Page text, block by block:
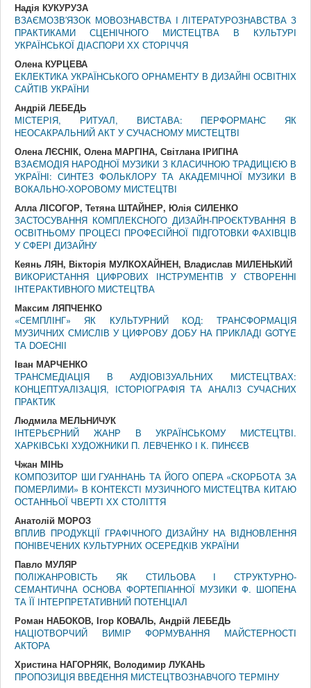
Надія КУКУРУЗА
ВЗАЄМОЗВ′ЯЗОК МОВОЗНАВСТВА І ЛІТЕРАТУРОЗНАВСТВА З
ПРАКТИКАМИ СЦЕНІЧНОГО МИСТЕЦТВА В КУЛЬТУРІ
УКРАЇНСЬКОЇ ДІАСПОРИ ХХ СТОРІЧЧЯ
Олена КУРЦЕВА
ЕКЛЕКТИКА УКРАЇНСЬКОГО ОРНАМЕНТУ В ДИЗАЙНІ ОСВІТНІХ
САЙТІВ УКРАЇНИ
Андрій ЛЕБЕДЬ
МІСТЕРІЯ, РИТУАЛ, ВИСТАВА: ПЕРФОРМАНС ЯК
НЕОСАКРАЛЬНИЙ АКТ У СУЧАСНОМУ МИСТЕЦТВІ
Олена ЛЄСНІК, Олена МАРГІНА, Світлана ІРИГІНА
ВЗАЄМОДІЯ НАРОДНОЇ МУЗИКИ З КЛАСИЧНОЮ ТРАДИЦІЄЮ В
УКРАЇНІ: СИНТЕЗ ФОЛЬКЛОРУ ТА АКАДЕМІЧНОЇ МУЗИКИ В
ВОКАЛЬНО-ХОРОВОМУ МИСТЕЦТВІ
Алла ЛІСОГОР, Тетяна ШТАЙНЕР, Юлія СИЛЕНКО
ЗАСТОСУВАННЯ КОМПЛЕКСНОГО ДИЗАЙН-ПРОЄКТУВАННЯ В
ОСВІТНЬОМУ ПРОЦЕСІ ПРОФЕСІЙНОЇ ПІДГОТОВКИ ФАХІВЦІВ
У СФЕРІ ДИЗАЙНУ
Кеянь ЛЯН, Вікторія МУЛКОХАЙНЕН, Владислав МИЛЕНЬКИЙ
ВИКОРИСТАННЯ ЦИФРОВИХ ІНСТРУМЕНТІВ У СТВОРЕННІ
ІНТЕРАКТИВНОГО МИСТЕЦТВА
Максим ЛЯПЧЕНКО
«СЕМПЛІНГ» ЯК КУЛЬТУРНИЙ КОД: ТРАНСФОРМАЦІЯ
МУЗИЧНИХ СМИСЛІВ У ЦИФРОВУ ДОБУ НА ПРИКЛАДІ GOTYE
ТА DOECHII
Іван МАРЧЕНКО
ТРАНСМЕДІАЦІЯ В АУДІОВІЗУАЛЬНИХ МИСТЕЦТВАХ:
КОНЦЕПТУАЛІЗАЦІЯ, ІСТОРІОГРАФІЯ ТА АНАЛІЗ СУЧАСНИХ
ПРАКТИК
Людмила МЕЛЬНИЧУК
ІНТЕРЬЄРНИЙ ЖАНР В УКРАЇНСЬКОМУ МИСТЕЦТВІ.
ХАРКІВСЬКІ ХУДОЖНИКИ П. ЛЕВЧЕНКО І К. ПИНЄЄВ
Чжан МІНЬ
КОМПОЗИТОР ШИ ГУАННАНЬ ТА ЙОГО ОПЕРА «СКОРБОТА ЗА
ПОМЕРЛИМИ» В КОНТЕКСТІ МУЗИЧНОГО МИСТЕЦТВА КИТАЮ
ОСТАННЬОЇ ЧВЕРТІ ХХ СТОЛІТТЯ
Анатолій МОРОЗ
ВПЛИВ ПРОДУКЦІЇ ГРАФІЧНОГО ДИЗАЙНУ НА ВІДНОВЛЕННЯ
ПОНІВЕЧЕНИХ КУЛЬТУРНИХ ОСЕРЕДКІВ УКРАЇНИ
Павло МУЛЯР
ПОЛІЖАНРОВІСТЬ ЯК СТИЛЬОВА І СТРУКТУРНО-
СЕМАНТИЧНА ОСНОВА ФОРТЕПІАННОЇ МУЗИКИ Ф. ШОПЕНА
ТА ЇЇ ІНТЕРПРЕТАТИВНИЙ ПОТЕНЦІАЛ
Роман НАБОКОВ, Ігор КОВАЛЬ, Андрій ЛЕБЕДЬ
НАЦІОТВОРЧИЙ ВИМІР ФОРМУВАННЯ МАЙСТЕРНОСТІ
АКТОРА
Христина НАГОРНЯК, Володимир ЛУКАНЬ
ПРОПОЗИЦІЯ ВВЕДЕННЯ МИСТЕЦТВОЗНАВЧОГО ТЕРМІНУ